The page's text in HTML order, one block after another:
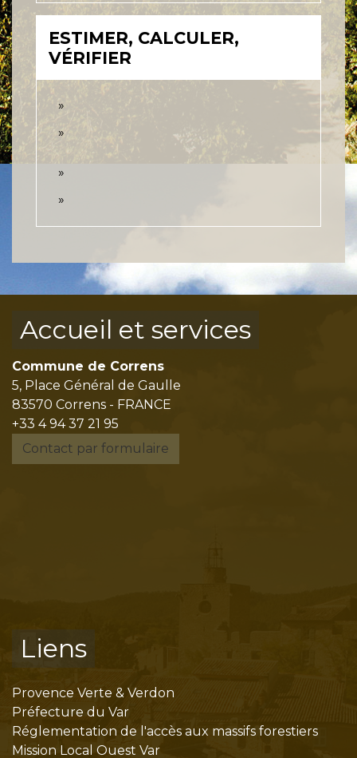
ESTIMER, CALCULER,
VÉRIFIER
Accueil et services
Commune de Correns
5, Place Général de Gaulle
83570 Correns - FRANCE
+33 4 94 37 21 95
Contact par formulaire
Liens
Provence Verte & Verdon
Préfecture du Var
Réglementation de l'accès aux massifs forestiers
Mission Local Ouest Var